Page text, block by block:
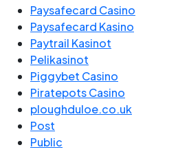
Paysafecard Casino
Paysafecard Kasino
Paytrail Kasinot
Pelikasinot
Piggybet Casino
Piratepots Casino
ploughduloe.co.uk
Post
Public